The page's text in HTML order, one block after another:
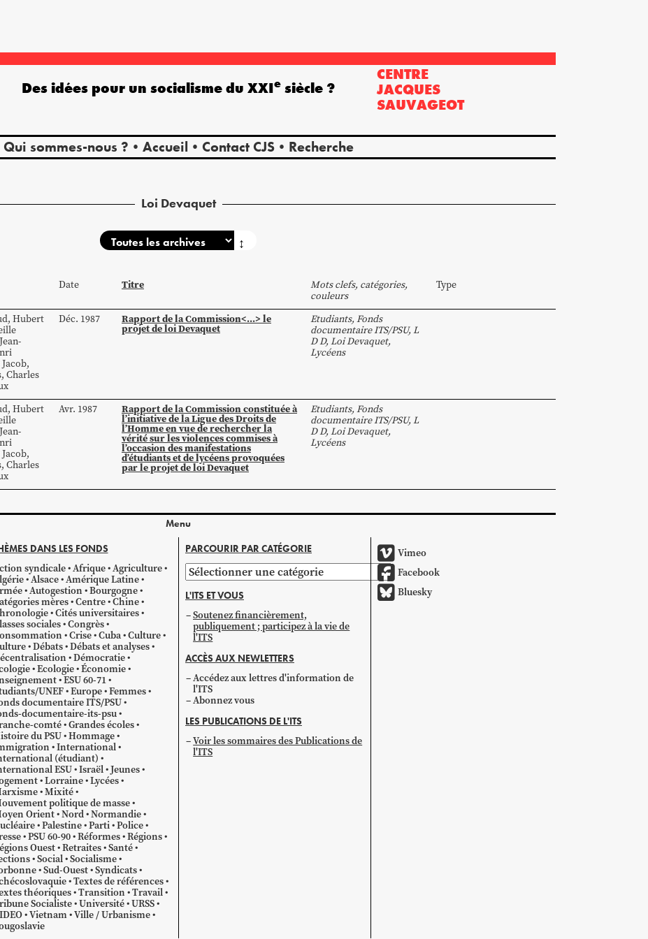
CENTRE
JACQUES
SAUVAGEOT
Qui sommes-nous ? Accueil Contact CJS Recherche
Des idées pour un socialisme du XXIe siècle ?
Loi Devaquet
↕
Date Titre
Mots clefs, catégories,
couleurs
Type
, Hubert
Jean-
Jacob,
, Charles
Déc. 1987 Rapport de la Commission<...> le
projet de loi Devaquet
Etudiants, Fonds
documentaire ITS/PSU, L
D D, Loi Devaquet,
Lycéens
, Hubert
Jean-
Jacob,
, Charles
Avr. 1987 Rapport de la Commission constituée à
l’initiative de la Ligue des Droits de
l’Homme en vue de rechercher la
vérité sur les violences commises à
l’occasion des manifestations
d’étudiants et de lycéens provoquées
par le projet de loi Devaquet
Etudiants, Fonds
documentaire ITS/PSU, L
D D, Loi Devaquet,
Lycéens
Menu
DANS LES FONDS
syndicale Afrique Agriculture
Alsace Amérique Latine
Autogestion Bourgogne
mères Centre Chine
Cités universitaires
sociales Congrès
Crise Cuba Culture
Débats Débats et analyses
Démocratie
Ecologie Économie
ESU 60-71
UNEF Europe Femmes
documentaire ITS/PSU
documentaire-its-psu
comté Grandes écoles
du PSU Hommage
International
(étudiant)
ESU Israël Jeunes
Lorraine Lycées
Mixité
politique de masse
Orient Nord Normandie
Palestine Parti Police
PSU 60-90 Réformes Régions
Ouest Retraites Santé
Social Socialisme
Sud-Ouest Syndicats
Textes de références
théoriques Transition Travail
Socialiste Université URSS
Vietnam Ville / Urbanisme
PARCOURIR PAR CATÉGORIE
Parcourir
par
catégorie
L'ITS ET VOUS
Soutenez financièrement,
publiquement ; participez à la vie de
l'ITS
ACCÈS AUX NEWLETTERS
Accédez aux lettres d'information de
l'ITS
Abonnez vous
LES PUBLICATIONS DE L'ITS
Voir les sommaires des Publications de
l'ITS
Vimeo
Facebook
Bluesky